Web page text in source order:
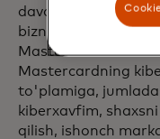
davomida
biznes
Mastercard Trust
Mastercardning
to'plamiga,
kiberxavfim,
qilish, ishonch